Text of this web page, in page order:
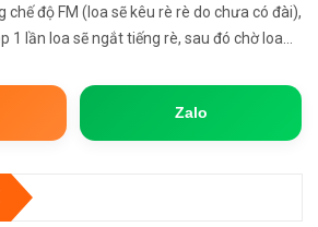
chế độ FM (loa sẽ kêu rè rè do chưa có đài),
1 lần loa sẽ ngắt tiếng rè, sau đó chờ loa
Zalo